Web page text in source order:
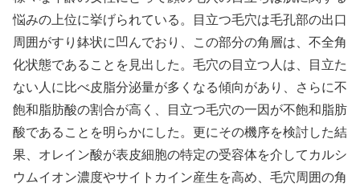
悩みの上位に挙げられている。目立つ毛穴は毛孔部の出口
周囲がすり鉢状に凹んでおり、この部分の角層は、不全角
化状態であることを見出した。毛穴の目立つ人は、目立た
ない人に比べ皮脂分泌量が多くなる傾向があり、さらに不
飽和脂肪酸の割合が高く、目立つ毛穴の一因が不飽和脂肪
酸であることを明らかにした。更にその機序を検討した結
果、オレイン酸が表皮細胞の特定の受容体を介してカルシ
ウムイオン濃度やサイトカイン産生を高め、毛穴周囲の角